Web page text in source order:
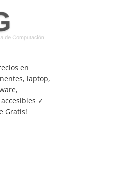
en
laptop,
✓
Gratis!